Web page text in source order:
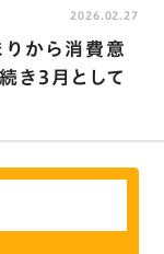
りから消費意
き3月として
2026.02.27